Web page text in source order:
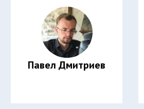
Павел Дмитриев